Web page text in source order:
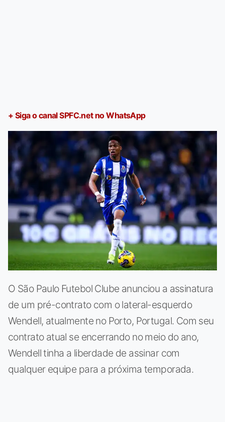
+ Siga o canal SPFC.net no WhatsApp
O São Paulo Futebol Clube anunciou a assinatura
de um pré-contrato com o lateral-esquerdo
Wendell, atualmente no Porto, Portugal. Com seu
contrato atual se encerrando no meio do ano,
Wendell tinha a liberdade de assinar com
qualquer equipe para a próxima temporada.